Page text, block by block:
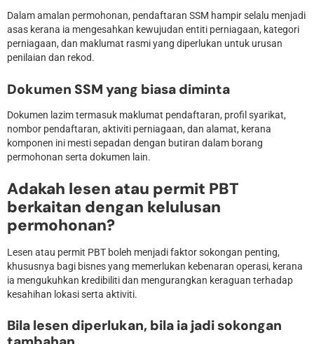
Dalam amalan permohonan, pendaftaran SSM hampir selalu menjadi
asas kerana ia mengesahkan kewujudan entiti perniagaan, kategori
perniagaan, dan maklumat rasmi yang diperlukan untuk urusan
penilaian dan rekod.
Dokumen SSM yang biasa diminta
Dokumen lazim termasuk maklumat pendaftaran, profil syarikat,
nombor pendaftaran, aktiviti perniagaan, dan alamat, kerana
komponen ini mesti sepadan dengan butiran dalam borang
permohonan serta dokumen lain.
Adakah lesen atau permit PBT
berkaitan dengan kelulusan
permohonan?
Lesen atau permit PBT boleh menjadi faktor sokongan penting,
khususnya bagi bisnes yang memerlukan kebenaran operasi, kerana
ia mengukuhkan kredibiliti dan mengurangkan keraguan terhadap
kesahihan lokasi serta aktiviti.
Bila lesen diperlukan, bila ia jadi sokongan